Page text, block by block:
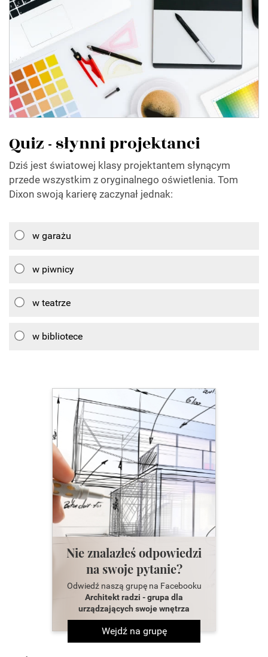
Quiz - słynni projektanci
Dziś jest światowej klasy projektantem słynącym
przede wszystkim z oryginalnego oświetlenia. Tom
Dixon swoją karierę zaczynał jednak:
w garażu
w piwnicy
w teatrze
w bibliotece
Nie znalazłeś odpowiedzi
na swoje pytanie?
Odwiedź naszą grupę na Facebooku
Architekt radzi - grupa dla
urządzających swoje wnętrza
Wejdź na grupę